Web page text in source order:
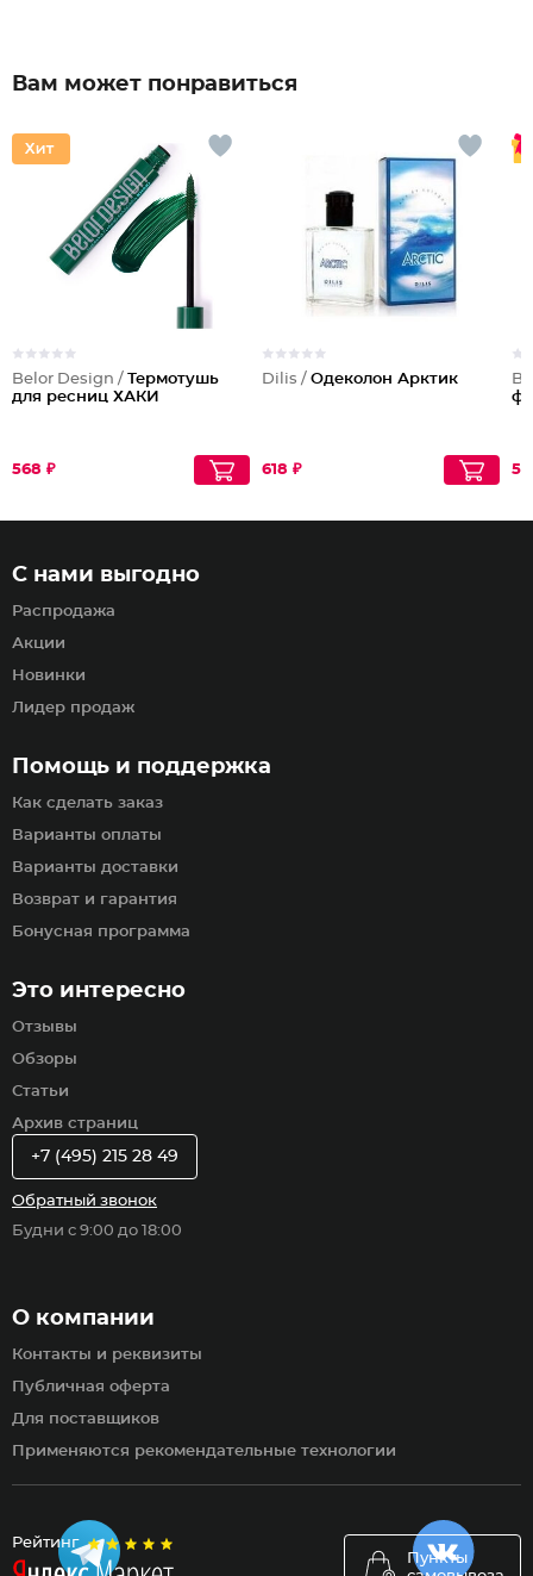
Вам может понравиться
Belor Design / Термотушь
для ресниц ХАКИ
568 ₽
Dilis / Одеколон Арктик
618 ₽
Рейтинг
Пункты
Помощь и поддержка
Как сделать заказ
Варианты оплаты
Варианты доставки
Возврат и гарантия
Бонусная программа
С нами выгодно
Распродажа
Акции
Новинки
Лидер продаж
Это интересно
Отзывы
Обзоры
Статьи
Архив страниц
О компании
Контакты и реквизиты
Публичная оферта
Для поставщиков
Применяются рекомендательные технологии
+7 (495) 215 28 49
Обратный звонок
Будни с 9:00 до 18:00